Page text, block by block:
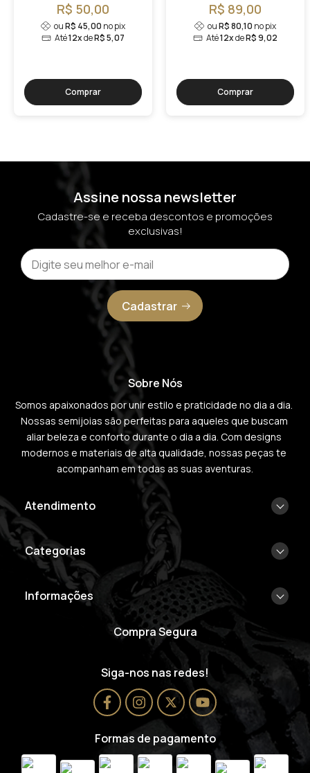
R$ 50,00
ouR$ 45,00 no pix
Até12xdeR$ 5,07
Comprar
R$ 89,00
ouR$ 80,10 no pix
Até12xdeR$ 9,02
Comprar
Assine nossa newsletter
Cadastre-se e receba descontos e promoções
exclusivas!
Cadastrar
Sobre Nós
Somos apaixonados por unir estilo e praticidade no dia a dia.
Nossas semijoias são perfeitas para aqueles que buscam
aliar beleza e conforto durante o dia a dia. Com designs
modernos e materiais de alta qualidade, nossas peças te
acompanham em todas as suas aventuras.
Categorias
Informações
Compra Segura
Atendimento
Siga-nos nas redes!
Formas de pagamento